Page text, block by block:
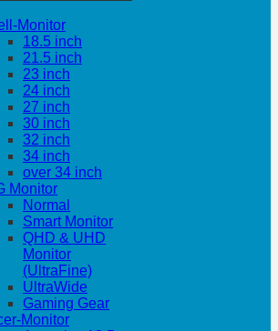
Monitor
18.5 inch
21.5 inch
23 inch
24 inch
27 inch
30 inch
32 inch
34 inch
over 34 inch
Monitor
Normal
Smart Monitor
QHD & UHD
Monitor
(UltraFine)
UltraWide
Gaming Gear
Monitor